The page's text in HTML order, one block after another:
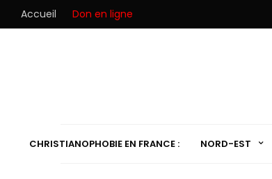
Accueil Don en ligne
CHRISTIANOPHOBIE EN FRANCE : NORD-EST